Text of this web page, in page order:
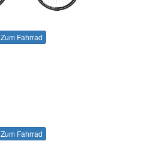
Zum Fahrrad
Zum Fahrrad